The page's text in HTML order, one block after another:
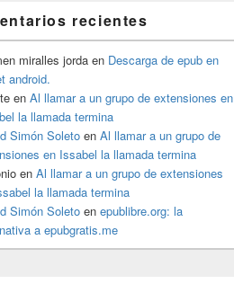
recientes
miralles jorda en Descarga de epub en
android.
en Al llamar a un grupo de extensiones en
la llamada termina
Simón Soleto en Al llamar a un grupo de
en Issabel la llamada termina
en Al llamar a un grupo de extensiones
la llamada termina
Simón Soleto en epublibre.org: la
a epubgratis.me